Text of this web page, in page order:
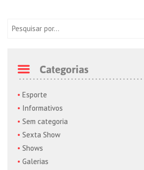
Pesquisa:
Categorias
Esporte
Informativos
Sem categoria
Sexta Show
Shows
Galerias